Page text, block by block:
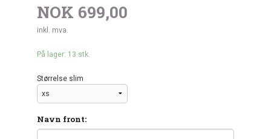
NOK 699,00
inkl. mva.
På lager: 13 stk.
Størrelse slim
Navn front: